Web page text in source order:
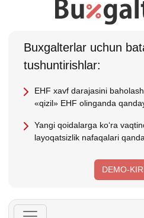
Buхgalterlar uchun
tushuntirishlar:
EHF хavf darajasini
«qizil» EHF olinganda
Yangi qoidalarga koʻra
layoqatsizlik nafaqalari
DEMO-